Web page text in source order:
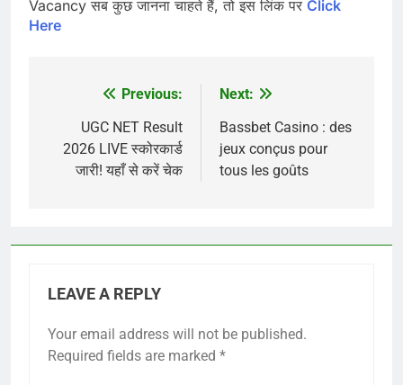
Vacancy सब कुछ जानना चाहते हैं, तो इस लिंक पर Click
Here
navigation
Previous:
UGC NET Result
2026 LIVE स्कोरकार्ड
जारी! यहाँ से करें चेक
Next:
Bassbet Casino : des
jeux conçus pour
tous les goûts
LEAVE A REPLY
Your email address will not be published.
Required fields are marked *